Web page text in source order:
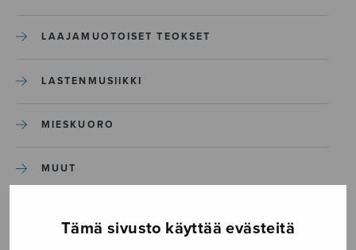
Tämä sivusto käyttää evästeitä
LAAJAMUOTOISET TEOKSET
LASTENMUSIIKKI
MIESKUORO
MUUT